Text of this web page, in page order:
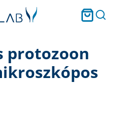
protozoon